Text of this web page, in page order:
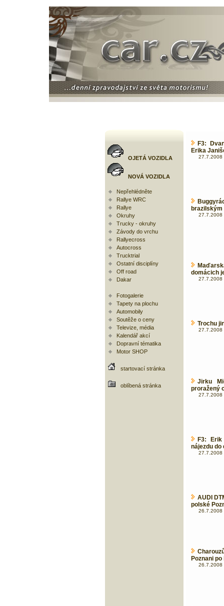
OJETÁ VOZIDLA
NOVÁ VOZIDLA
Nepřehlédněte
Rallye WRC
Rallye
Okruhy
Trucky - okruhy
Závody do vrchu
Rallyecross
Autocross
Trucktrial
Ostatní disciplíny
Off road
Dakar
Fotogalerie
Tapety na plochu
Automobily
Soutěže o ceny
Televize, média
Kalendář akcí
Dopravní tématika
Motor SHOP
startovací stránka
oblíbená stránka
F3:
Erika
27.7.2008
27.7.2008
domácich
27.7.2008
Trochu
27.7.2008
Jirku
proražený
27.7.2008
F3:
nájezdu do
27.7.2008
AUDI
polské
26.7.2008
Poznani
26.7.2008